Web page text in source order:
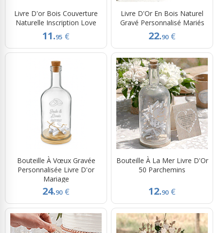
Livre D'or Bois Couverture
Naturelle Inscription Love
11.95 €
Livre D'Or En Bois Naturel
Gravé Personnalisé Mariés
22.90 €
Bouteille À Vœux Gravée
Personnalisée Livre D'or
Mariage
24.90 €
Bouteille À La Mer Livre D'Or
50 Parchemins
12.90 €